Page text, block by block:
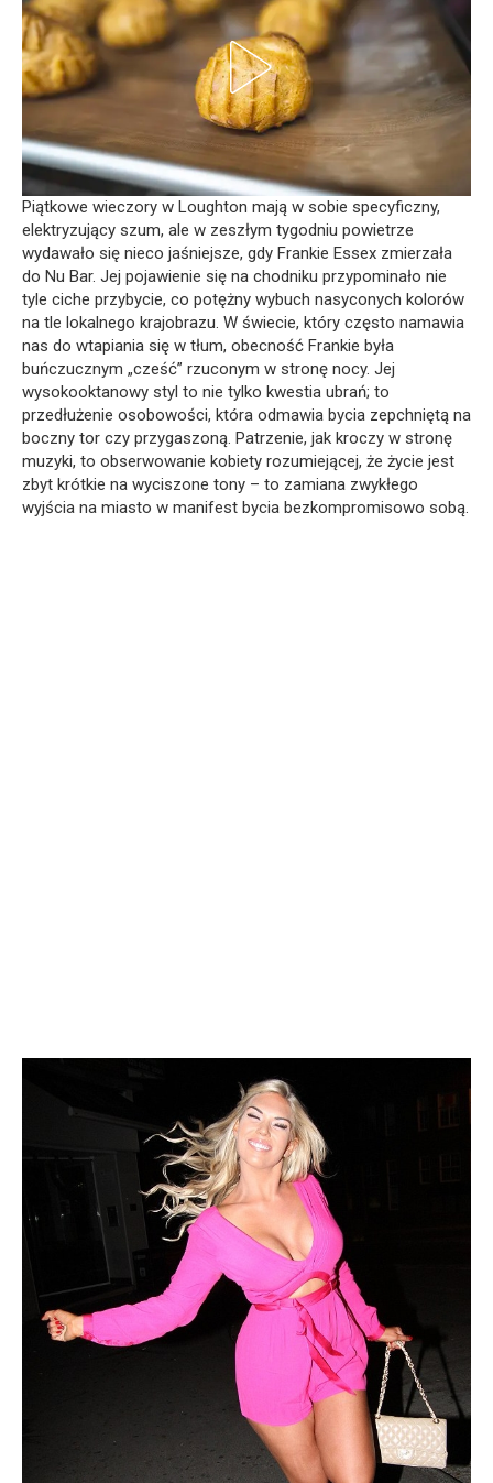
Piątkowe wieczory w Loughton mają w sobie specyficzny,
elektryzujący szum, ale w zeszłym tygodniu powietrze
wydawało się nieco jaśniejsze, gdy Frankie Essex zmierzała
do Nu Bar. Jej pojawienie się na chodniku przypominało nie
tyle ciche przybycie, co potężny wybuch nasyconych kolorów
na tle lokalnego krajobrazu. W świecie, który często namawia
nas do wtapiania się w tłum, obecność Frankie była
buńczucznym „cześć” rzuconym w stronę nocy. Jej
wysokooktanowy styl to nie tylko kwestia ubrań; to
przedłużenie osobowości, która odmawia bycia zepchniętą na
boczny tor czy przygaszoną. Patrzenie, jak kroczy w stronę
muzyki, to obserwowanie kobiety rozumiejącej, że życie jest
zbyt krótkie na wyciszone tony – to zamiana zwykłego
wyjścia na miasto w manifest bycia bezkompromisowo sobą.